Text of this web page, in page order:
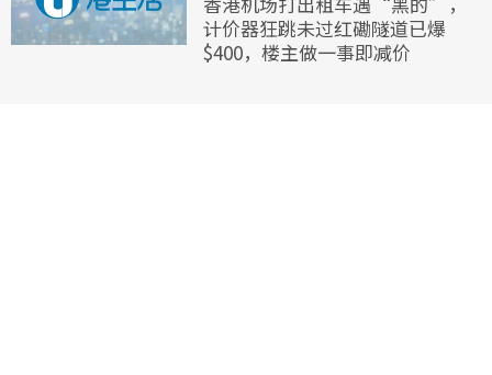
计价器狂跳未过红磡隧道已爆
$400，楼主做一事即减价